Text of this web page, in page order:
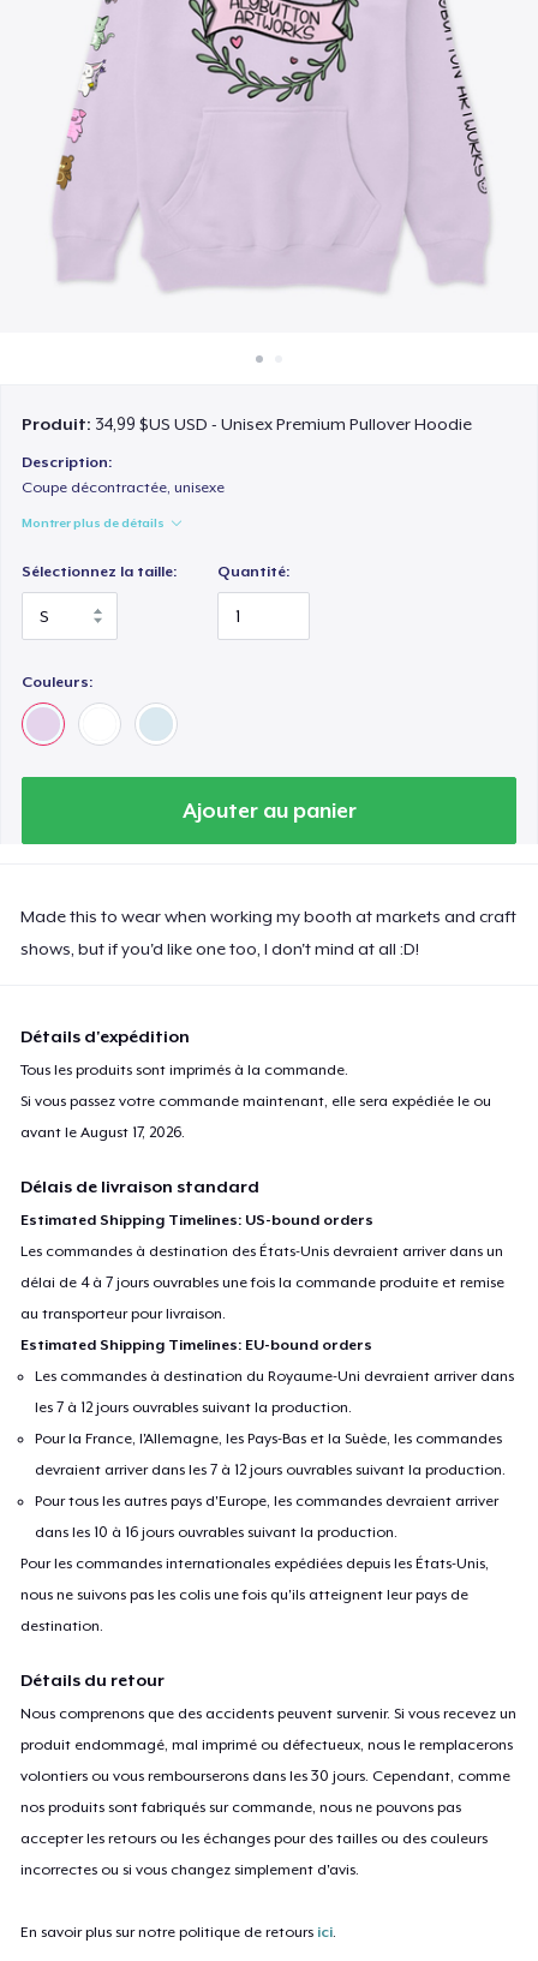
Vendez partout
Produit: 34,99 $US USD - Unisex Premium Pullover Hoodie
Description:
Coupe décontractée, unisexe
Montrer plus de détails
Sélectionnez la taille: Quantité:
Couleurs:
Ajouter au panier
Made this to wear when working my booth at markets and craft
shows, but if you'd like one too, I don't mind at all :D!
Détails d'expédition
Tous les produits sont imprimés à la commande.
Si vous passez votre commande maintenant, elle sera expédiée le ou
avant leAugust 17, 2026
Délais de livraison standard
Estimated Shipping Timelines: US-bound orders
Les commandes à destination des États-Unis devraient arriver dans un
délai de 4 à 7 jours ouvrables une fois la commande produite et remise
au transporteur pour livraison.
Estimated Shipping Timelines: EU-bound orders
Les commandes à destination du Royaume-Uni devraient arriver dans
les 7 à 12 jours ouvrables suivant la production.
Pour la France, l'Allemagne, les Pays-Bas et la Suède, les commandes
devraient arriver dans les 7 à 12 jours ouvrables suivant la production.
Pour tous les autres pays d'Europe, les commandes devraient arriver
dans les 10 à 16 jours ouvrables suivant la production.
Pour les commandes internationales expédiées depuis les États-Unis,
nous ne suivons pas les colis une fois qu'ils atteignent leur pays de
destination.
Détails du retour
Nous comprenons que des accidents peuvent survenir. Si vous recevez un
produit endommagé, mal imprimé ou défectueux, nous le remplacerons
volontiers ou vous rembourserons dans les 30 jours. Cependant, comme
nos produits sont fabriqués sur commande, nous ne pouvons pas
accepter les retours ou les échanges pour des tailles ou des couleurs
incorrectes ou si vous changez simplement d'avis.
En savoir plus sur notre politique de retours ici